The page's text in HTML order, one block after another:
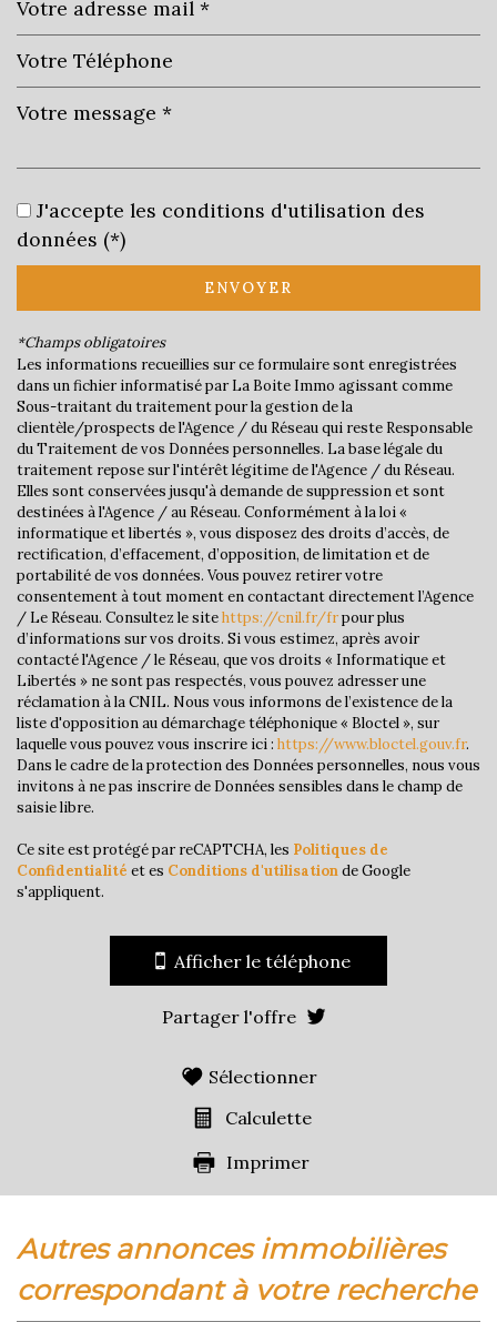
Collège
Lycée
Bibliothèque
Gare ferroviaire
Bureau de poste
Mairie
statistiques
Nombre d'habitants
7 679
Propriétaires (vs. locataires)
54,90 %
Taxe habitation
17,16 %
Taxe foncière
39,44 %
Habitants de moins de 25 ans
Habitants de 25 à 55 ans
Habitants de plus de 55 ans
Familles avec 1 ou 2 enfants
Familles avec 3 enfants
J'accepte les conditions d'utilisation des
données (*)
ENVOYER
*Champs obligatoires
Les informations recueillies sur ce formulaire sont enregistrées
dans un fichier informatisé par La Boite Immo agissant comme
Sous-traitant du traitement pour la gestion de la
clientèle/prospects de l'Agence / du Réseau qui reste Responsable
du Traitement de vos Données personnelles. La base légale du
traitement repose sur l'intérêt légitime de l'Agence / du Réseau.
Elles sont conservées jusqu'à demande de suppression et sont
destinées à l'Agence / au Réseau. Conformément à la loi «
informatique et libertés », vous disposez des droits d’accès, de
rectification, d’effacement, d’opposition, de limitation et de
portabilité de vos données. Vous pouvez retirer votre
consentement à tout moment en contactant directement l’Agence
/ Le Réseau. Consultez le sitehttps://cnil.fr/frpour plus
d’informations sur vos droits. Si vous estimez, après avoir
contacté l'Agence / le Réseau, que vos droits « Informatique et
Libertés » ne sont pas respectés, vous pouvez adresser une
réclamation à la CNIL. Nous vous informons de l’existence de la
liste d'opposition au démarchage téléphonique « Bloctel », sur
laquelle vous pouvez vous inscrire ici : https://www.bloctel.gouv.fr.
Dans le cadre de la protection des Données personnelles, nous vous
invitons à ne pas inscrire de Données sensibles dans le champ de
saisie libre.
Ce site est protégé par reCAPTCHA, les Politiques de
Confidentialité et es Conditions d'utilisationde Google
s'appliquent.
Afficher le téléphone
Partager l'offre
Sélectionner
Calculette
Imprimer
autres annonces immobilières
correspondant à votre recherche